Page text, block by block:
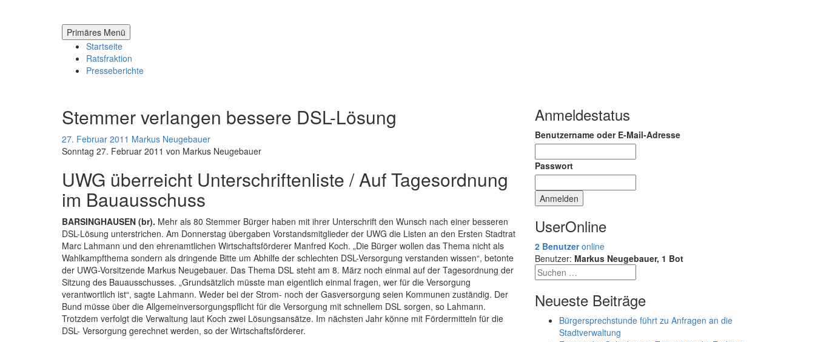
Primäres Menü
Startseite
Ratsfraktion
Presseberichte
Stemmer verlangen bessere DSL-Lösung
27. Februar 2011 Markus Neugebauer
Sonntag 27. Februar 2011 von Markus Neugebauer
UWG überreicht Unterschriftenliste / Auf Tagesordnung
im Bauausschuss
BARSINGHAUSEN (br). Mehr als 80 Stemmer Bürger haben mit ihrer Unterschrift den Wunsch nach einer besseren
DSL-Lösung unterstrichen. Am Donnerstag übergaben Vorstandsmitglieder der UWG die Listen an den Ersten Stadtrat
Marc Lahmann und den ehrenamtlichen Wirtschaftsförderer Manfred Koch. „Die Bürger wollen das Thema nicht als
Wahlkampfthema sondern als dringende Bitte um Abhilfe der schlechten DSL-Versorgung verstanden wissen“, betonte
der UWG-Vorsitzende Markus Neugebauer. Das Thema DSL steht am 8. März noch einmal auf der Tagesordnung der
Sitzung des Bauausschusses. „Grundsätzlich müsste man eigentlich einmal fragen, wer für die Versorgung
verantwortlich ist“, sagte Lahmann. Weder bei der Strom- noch der Gasversorgung seien Kommunen zuständig. Der
Bund müsse über die Allgemeinversorgungspflicht für die Versorgung mit schnellem DSL sorgen, so Lahmann.
Trotzdem verfolgt die Verwaltung laut Koch zwei Lösungsansätze. Im nächsten Jahr könne mit Fördermitteln für die
DSL- Versorgung gerechnet werden, so der Wirtschaftsförderer.
Anmeldestatus
Benutzername oder E-Mail-Adresse
Passwort
UserOnline
2 Benutzeronline
Benutzer: Markus Neugebauer, 1 Bot
Neueste Beiträge
Bürgersprechstunde führt zu Anfragen an die
Stadtverwaltung